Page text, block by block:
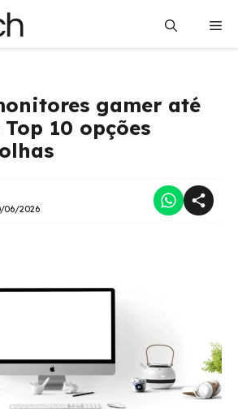
gamer até
10 opções
06/2026